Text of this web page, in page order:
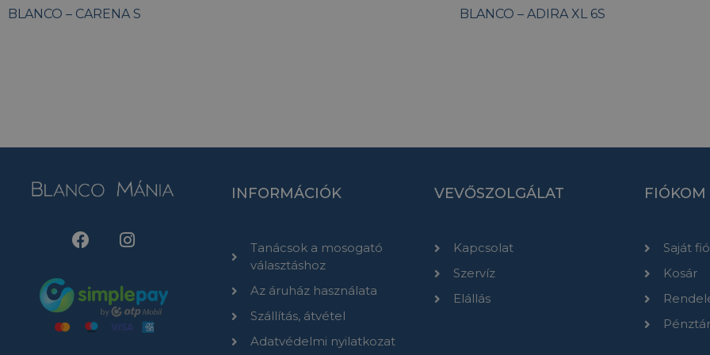
BLANCO – CARENA S BLANCO – ADIRA XL 6S
INFORMÁCIÓK
Tanácsok a mosogató
választáshoz
Az áruház használata
Szállítás, átvétel
Adatvédelmi nyilatkozat
VEVŐSZOLGÁLAT
Kapcsolat
Szervíz
Elállás
FIÓKOM
Saját
Kosár
Pénztár